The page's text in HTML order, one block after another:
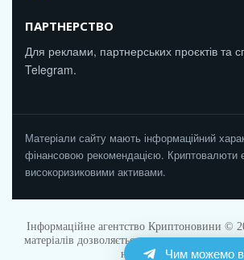
ПАРТНЕРСТВО
Для реклами, партнерських проєктів та
Telegram.
Матеріали сайту мають інформаційний
фінансовою рекомендацією. Криптовалюти
високоризиковими активами.
Інформаційне агентство Криптоновини ©
матеріалів дозволяється за умови прямого
на Cryptonovunu.com.ua.
Чим можемо